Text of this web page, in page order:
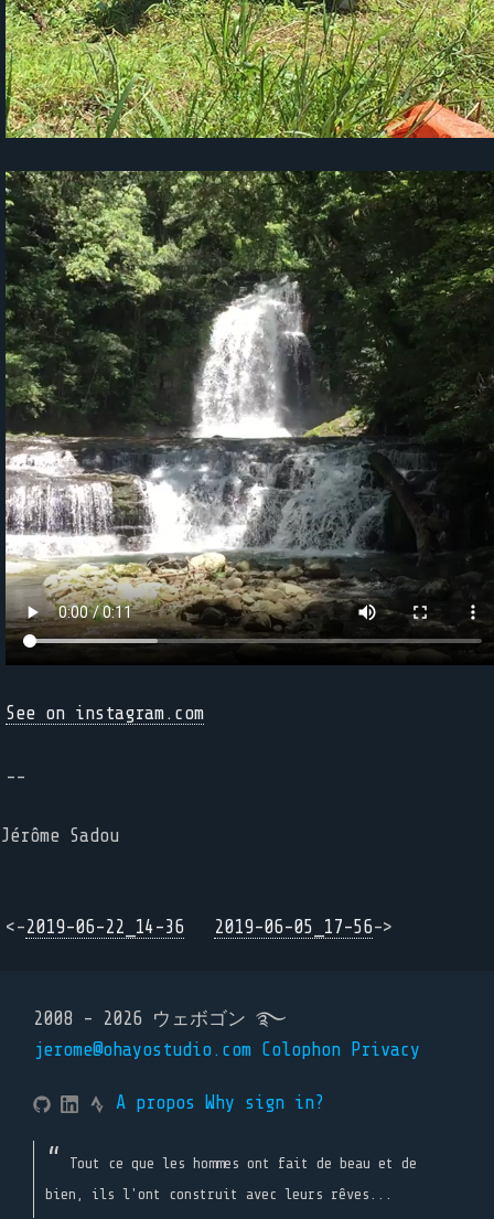
See on instagram.com
--
Jérôme Sadou
<-2019-06-22_14-36 2019-06-05_17-56->
2008 - 2026 ウェボゴン ࿐
jerome@ohayostudio.com Colophon Privacy
A propos Why sign in?
Tout ce que les hommes ont fait de beau et de
bien, ils l'ont construit avec leurs rêves...